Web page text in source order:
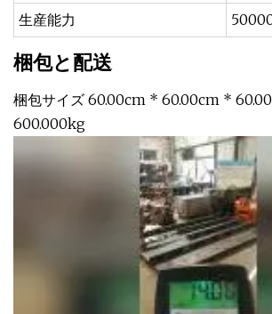
生産能力
梱包と配送
梱包サイズ 60.00cm * 60.00cm *
600.000kg